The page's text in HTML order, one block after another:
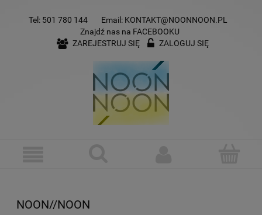
Tel: 501 780 144 Email: KONTAKT@NOONNOON.PL
Znajdź nas na FACEBOOKU
ZAREJESTRUJ SIĘ
ZALOGUJ SIĘ
NOON//NOON